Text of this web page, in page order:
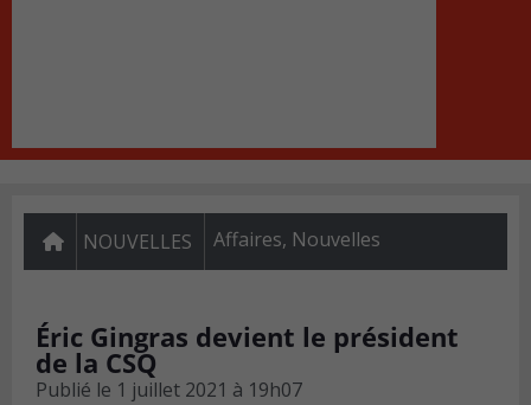
NOUVELLES Affaires, Nouvelles
Éric Gingras devient le président
de la CSQ
Publié le 1 juillet 2021 à 19h07